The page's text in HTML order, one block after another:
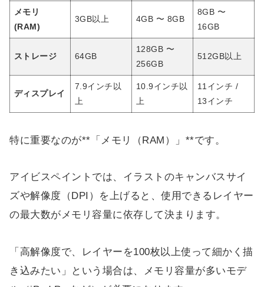
メモリ
(RAM)
3GB以上 4GB 〜 8GB
8GB 〜
16GB
ストレージ 64GB
128GB 〜
256GB
512GB以上
ディスプレイ
7.9インチ以
上
10.9インチ以
上
11インチ /
13インチ
特に重要なのが**「メモリ（RAM）」**です。
アイビスペイントでは、イラストのキャンバスサイ
ズや解像度（DPI）を上げると、使用できるレイヤー
の最大数がメモリ容量に依存して決まります。
「高解像度で、レイヤーを100枚以上使って細かく描
き込みたい」という場合は、メモリ容量が多いモデ